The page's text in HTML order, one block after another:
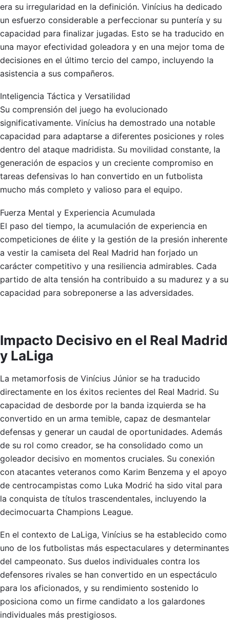
era su irregularidad en la definición. Vinícius ha dedicado
un esfuerzo considerable a perfeccionar su puntería y su
capacidad para finalizar jugadas. Esto se ha traducido en
una mayor efectividad goleadora y en una mejor toma de
decisiones en el último tercio del campo, incluyendo la
asistencia a sus compañeros.
Inteligencia Táctica y Versatilidad
Su comprensión del juego ha evolucionado
significativamente. Vinícius ha demostrado una notable
capacidad para adaptarse a diferentes posiciones y roles
dentro del ataque madridista. Su movilidad constante, la
generación de espacios y un creciente compromiso en
tareas defensivas lo han convertido en un futbolista
mucho más completo y valioso para el equipo.
Fuerza Mental y Experiencia Acumulada
El paso del tiempo, la acumulación de experiencia en
competiciones de élite y la gestión de la presión inherente
a vestir la camiseta del Real Madrid han forjado un
carácter competitivo y una resiliencia admirables. Cada
partido de alta tensión ha contribuido a su madurez y a su
capacidad para sobreponerse a las adversidades.
Impacto Decisivo en el Real Madrid
y LaLiga
La metamorfosis de Vinícius Júnior se ha traducido
directamente en los éxitos recientes del Real Madrid. Su
capacidad de desborde por la banda izquierda se ha
convertido en un arma temible, capaz de desmantelar
defensas y generar un caudal de oportunidades. Además
de su rol como creador, se ha consolidado como un
goleador decisivo en momentos cruciales. Su conexión
con atacantes veteranos como Karim Benzema y el apoyo
de centrocampistas como Luka Modrić ha sido vital para
la conquista de títulos trascendentales, incluyendo la
decimocuarta Champions League.
En el contexto de LaLiga, Vinícius se ha establecido como
uno de los futbolistas más espectaculares y determinantes
del campeonato. Sus duelos individuales contra los
defensores rivales se han convertido en un espectáculo
para los aficionados, y su rendimiento sostenido lo
posiciona como un firme candidato a los galardones
individuales más prestigiosos.